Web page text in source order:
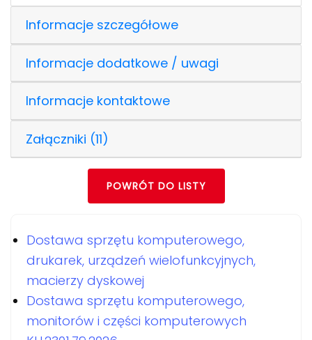
Informacje szczegółowe
Informacje dodatkowe / uwagi
Informacje kontaktowe
Załączniki (11)
POWRÓT DO LISTY
Dostawa sprzętu komputerowego,
drukarek, urządzeń wielofunkcyjnych,
macierzy dyskowej
Dostawa sprzętu komputerowego,
monitorów i części komputerowych